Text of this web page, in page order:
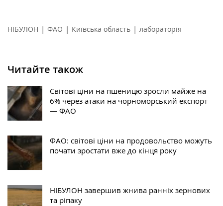
НІБУЛОН | ФАО | Київська область | лабораторія
Читайте також
Світові ціни на пшеницю зросли майже на
6% через атаки на чорноморський експорт
— ФАО
ФАО: світові ціни на продовольство можуть
почати зростати вже до кінця року
НІБУЛОН завершив жнива ранніх зернових
та ріпаку